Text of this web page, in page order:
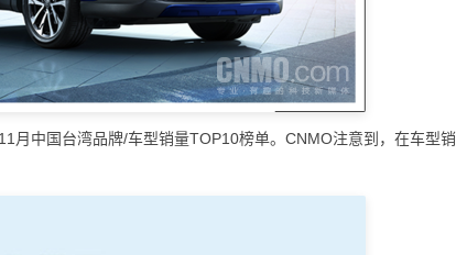
中国台湾品牌/车型销量TOP10榜单。CNMO注意到，在车型销